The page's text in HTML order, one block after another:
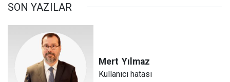
SON YAZILAR
Mert Yılmaz
Kullanıcı hatası